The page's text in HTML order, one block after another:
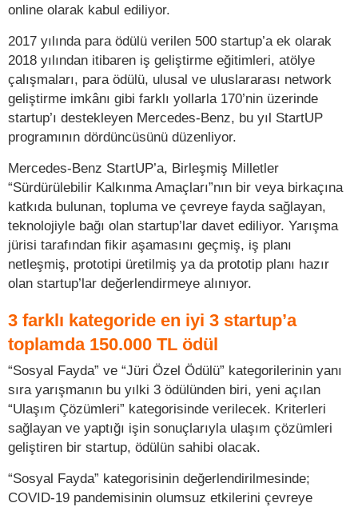
online olarak kabul ediliyor.
2017 yılında para ödülü verilen 500 startup’a ek olarak
2018 yılından itibaren iş geliştirme eğitimleri, atölye
çalışmaları, para ödülü, ulusal ve uluslararası network
geliştirme imkânı gibi farklı yollarla 170’nin üzerinde
startup’ı destekleyen Mercedes-Benz, bu yıl StartUP
programının dördüncüsünü düzenliyor.
Mercedes-Benz StartUP’a, Birleşmiş Milletler
“Sürdürülebilir Kalkınma Amaçları”nın bir veya birkaçına
katkıda bulunan, topluma ve çevreye fayda sağlayan,
teknolojiyle bağı olan startup’lar davet ediliyor. Yarışma
jürisi tarafından fikir aşamasını geçmiş, iş planı
netleşmiş, prototipi üretilmiş ya da prototip planı hazır
olan startup’lar değerlendirmeye alınıyor.
3 farklı kategoride en iyi 3 startup’a
toplamda 150.000 TL ödül
“Sosyal Fayda” ve “Jüri Özel Ödülü” kategorilerinin yanı
sıra yarışmanın bu yılki 3 ödülünden biri, yeni açılan
“Ulaşım Çözümleri” kategorisinde verilecek. Kriterleri
sağlayan ve yaptığı işin sonuçlarıyla ulaşım çözümleri
geliştiren bir startup, ödülün sahibi olacak.
“Sosyal Fayda” kategorisinin değerlendirilmesinde;
COVID-19 pandemisinin olumsuz etkilerini çevreye